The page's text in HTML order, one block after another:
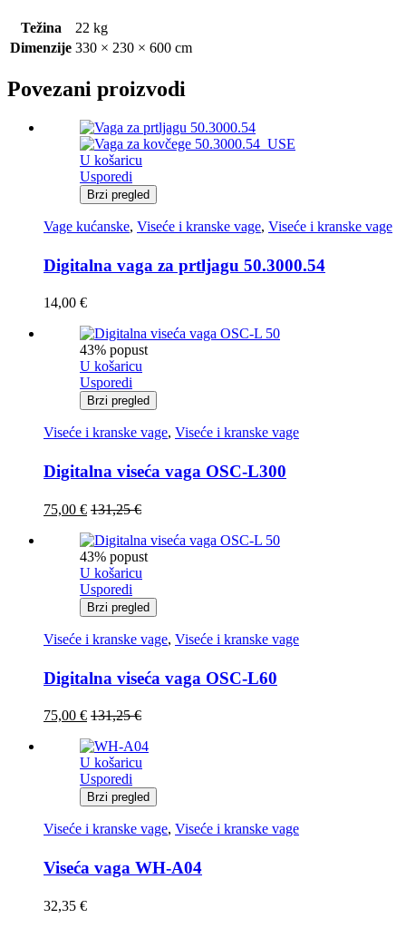
Težina
22 kg
Dimenzije 330 × 230 × 600 cm
Povezani proizvodi
U košaricu
Usporedi
Brzi pregled
Vage kućanske, Viseće i kranske vage, Viseće i kranske vage
Digitalna vaga za prtljagu 50.3000.54
14,00 €
43% popust
U košaricu
Usporedi
Brzi pregled
Viseće i kranske vage, Viseće i kranske vage
Digitalna viseća vaga OSC-L300
75,00 € 131,25€
43% popust
U košaricu
Usporedi
Brzi pregled
Viseće i kranske vage, Viseće i kranske vage
Digitalna viseća vaga OSC-L60
75,00 € 131,25€
U košaricu
Usporedi
Brzi pregled
Viseće i kranske vage, Viseće i kranske vage
Viseća vaga WH-A04
32,35 €